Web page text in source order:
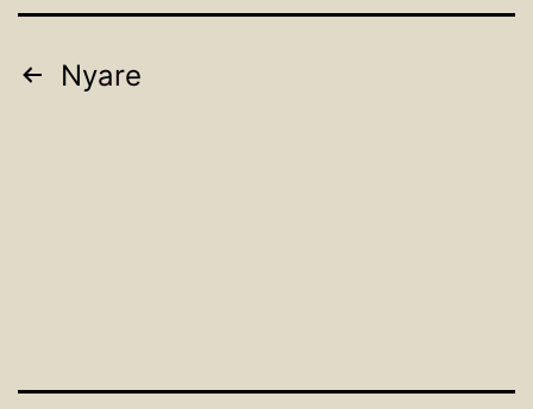
Sidnumrering
Nyare